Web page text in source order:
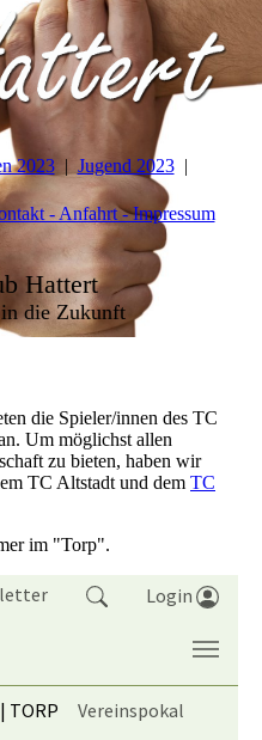
2023 Jugend 2023
- Anfahrt - Impressum
Hattert
die Zukunft
die Spieler/innen des TC
Um möglichst allen
zu bieten, haben wir
TC Altstadt und dem TC
im "Torp".